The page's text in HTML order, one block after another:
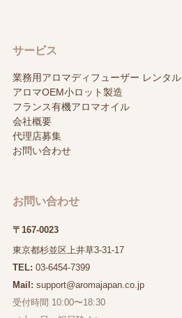
サービス
業務用アロマディフューザー レンタル
アロマOEM小ロット製造
フランス有機アロマオイル
会社概要
代理店募集
お問い合わせ
お問い合わせ
〒167-0023
東京都杉並区上井草3-31-17
TEL: 03-6454-7399
Mail: support@aromajapan.co.jp
受付時間 10:00〜18:30